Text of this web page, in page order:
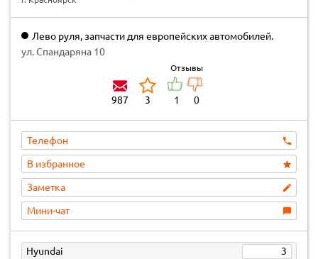
Лево руля, запчасти для европейских автомобилей.
ул. Спандаряна 10
987 3
Отзывы
1 0
Телефон
В избранное
Заметка
Мини-чат
Hyundai
3